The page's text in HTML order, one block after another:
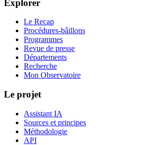
Explorer
Le Recap
Procédures-bâillons
Programmes
Revue de presse
Départements
Recherche
Mon Observatoire
Le projet
Assistant IA
Sources et principes
Méthodologie
API